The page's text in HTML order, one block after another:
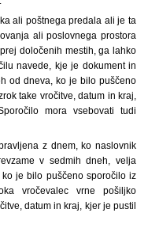
ali poštnega predala ali je ta
ali poslovnega prostora
določenih mestih, ga lahko
navede, kje je dokument in
od dneva, ko je bilo puščeno
take vročitve, datum in kraj,
mora vsebovati tudi
z dnem, ko naslovnik
v sedmih dneh, velja
je bilo puščeno sporočilo iz
vročevalec vrne pošiljko
datum in kraj, kjer je pustil